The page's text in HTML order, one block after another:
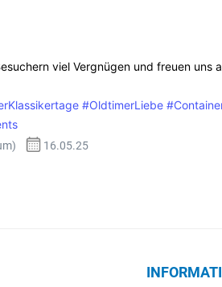
viel Vergnügen und freuen uns
#OldtimerLiebe
16.05.25